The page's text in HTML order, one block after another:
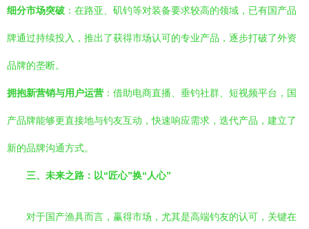
细分市场突破 ：在路亚、矶钓等对装备要求较高的领域，已有国产品
牌通过持续投入，推出了获得市场认可的专业产品，逐步打破了外资
品牌的垄断。
拥抱新营销与用户运营 ：借助电商直播、垂钓社群、短视频平台，国
产品牌能够更直接地与钓友互动，快速响应需求，迭代产品，建立了
新的品牌沟通方式。
三、未来之路：以“匠心”换“人心”
对于国产渔具而言，赢得市场，尤其是高端钓友的认可，关键在